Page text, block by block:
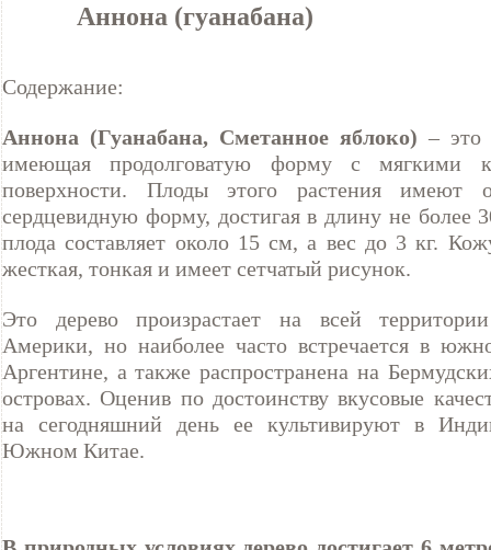
Аннона (гуанабана)
Содержание:
Аннона (Гуанабана, Сметанное яблоко) – это
имеющая продолговатую форму с мягкими
поверхности. Плоды этого растения имеют
сердцевидную форму, достигая в длину не более
плода составляет около 15 см, а вес до 3 кг.
жесткая, тонкая и имеет сетчатый рисунок.
Это дерево произрастает на всей
Америки, но наиболее часто встречается в
Аргентине, а также распространена на
островах. Оценив по достоинству вкусовые
на сегодняшний день ее культивируют в
Южном Китае.